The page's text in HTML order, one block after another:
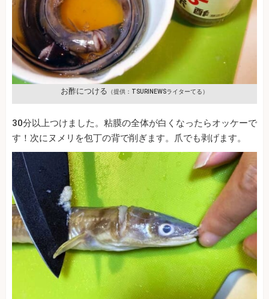
お酢につける （提供：TSURINEWSライターてる）
30分以上つけました。粘膜の全体が白くなったらオッケーで
す！次にヌメリを包丁の背で削ぎます。爪でも剥げます。